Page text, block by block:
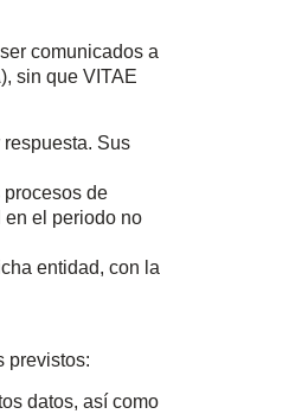
comunicados a
sin que VITAE
Sus
de
en el periodo no
entidad, con la
previstos:
datos, así como